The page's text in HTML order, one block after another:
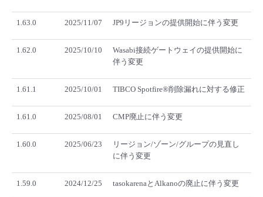
- APIリファレンス
- クラウド / サーバー
- Flexible InterConnect
- ITインフラストラクチャー
- その他
1.63.0 2025/11/07 JP9リージョンの提供開始に伴う変更
1.62.0 2025/10/10
Wasabi接続ゲートウェイの提供開始に
伴う変更
1.61.1 2025/10/01 TIBCO Spotfire®削除漏れに対する修正
1.61.0 2025/08/01 CMP廃止に伴う変更
1.60.0 2025/06/23
リージョン/ゾーン/グループの見直し
に伴う変更
1.59.0 2024/12/25 tasokarenaとAlkanoの廃止に伴う変更